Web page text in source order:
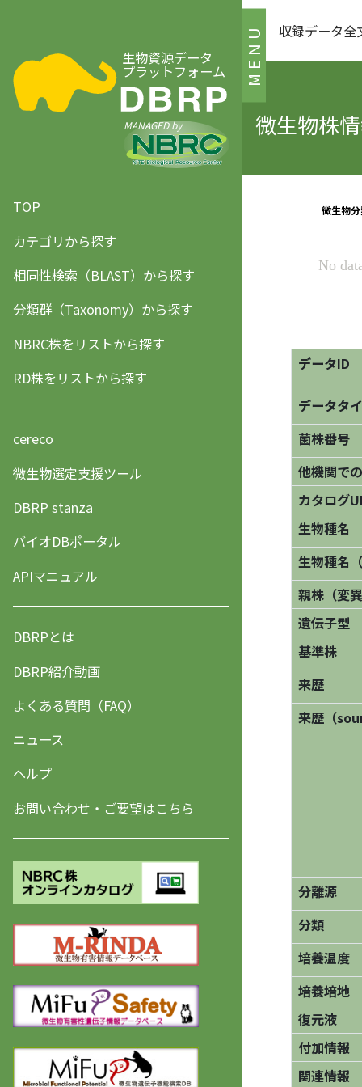
MENU
生物資源データ
プラットフォーム
MANAGED by
TOP
カテゴリから探す
相同性検索（BLAST）から探す
分類群（Taxonomy）から探す
NBRC株をリストから探す
RD株をリストから探す
cereco
微生物選定支援ツール
DBRP stanza
バイオDBポータル
APIマニュアル
DBRPとは
DBRP紹介動画
よくある質問（FAQ）
ニュース
ヘルプ
お問い合わせ・ご要望はこちら
収録データ全
微生物株
データID
データタ
菌株番号
他機関で
カタログ
生物種名
生物種名
親株（変
遺伝子型
基準株
来歴
来歴（
分離源
分類
培養温度
培養培地
復元液
付加情報
関連情報